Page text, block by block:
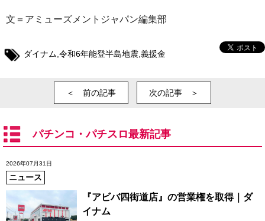
文＝アミューズメントジャパン編集部
ダイナム 令和6年能登半島地震 義援金
＜ 前の記事 次の記事 ＞
パチンコ・パチスロ最新記事
2026年07月31日
ニュース
『アビバ四街道店』の営業権を取得｜ダ
イナム